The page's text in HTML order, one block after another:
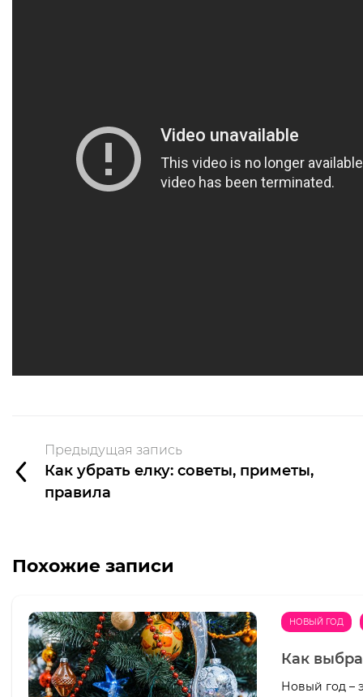
Предыдущая запись
Как убрать елку: советы, приметы,
правила
Похожие записи
НОВЫЙ ГОД
Как
Новый год –